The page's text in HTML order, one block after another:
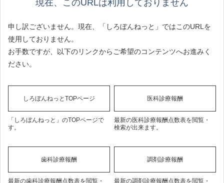
現在、このURLは利用しておりません
申し訳ございません。現在、「しろぼんねっと」ではこのURLを
使用しておりません。
お手数ですが、以下のリンクからご希望のコンテンツへお進みく
ださい。
しろぼんねっとTOPページ
「しろぼんねっと」のTOPページで
す。
医科診療報酬
最新の医科診療報酬点数表を閲覧・
検索が出来ます。
歯科診療報酬
最新の歯科診療報酬点数表を閲覧・
調剤診療報酬
最新の調剤診療報酬点数表を閲覧・